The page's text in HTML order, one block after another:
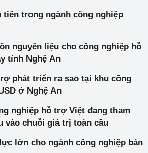
trong ngành công nghiệp
nguyên liệu cho công nghiệp hỗ
tỉnh Nghệ An
phát triển ra sao tại khu công
ở Nghệ An
nghiệp hỗ trợ Việt đang tham
vào chuỗi giá trị toàn cầu
lớn cho ngành công nghiệp bán